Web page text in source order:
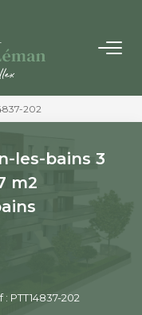
202
les-bains 3
m2
: PTT14837-202